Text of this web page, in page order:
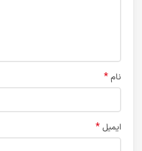
نام *
ایمیل *